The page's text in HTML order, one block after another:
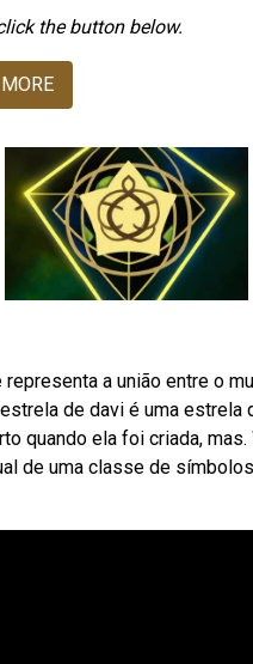
the button below.
a união entre o
de davi é uma estrela
quando ela foi criada,
de uma classe de